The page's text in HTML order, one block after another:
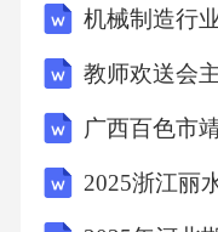
A.耐折度
B.抵抗拉伸断裂
C.表面平滑度
教师欢送会